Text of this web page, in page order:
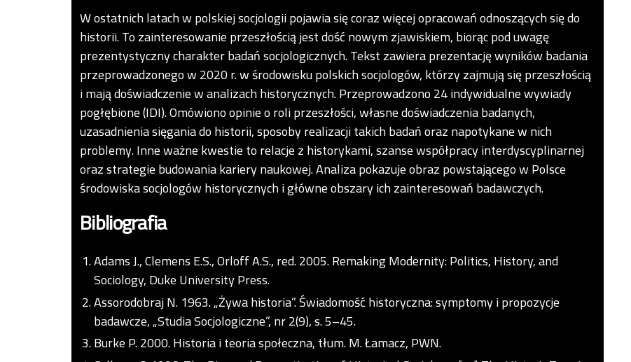
W ostatnich latach w polskiej socjologii pojawia się coraz więcej opracowań odnoszących się do
historii. To zainteresowanie przeszłością jest dość nowym zjawiskiem, biorąc pod uwagę
prezentystyczny charakter badań socjologicznych. Tekst zawiera prezentację wyników badania
przeprowadzonego w 2020 r. w środowisku polskich socjologów, którzy zajmują się przeszłością
i mają doświadczenie w analizach historycznych. Przeprowadzono 24 indywidualne wywiady
pogłębione (IDI). Omówiono opinie o roli przeszłości, własne doświadczenia badanych,
uzasadnienia sięgania do historii, sposoby realizacji takich badań oraz napotykane w nich
problemy. Inne ważne kwestie to relacje z historykami, szanse współpracy interdyscyplinarnej
oraz strategie budowania kariery naukowej. Analiza pokazuje obraz powstającego w Polsce
środowiska socjologów historycznych i główne obszary ich zainteresowań badawczych.
Bibliografia
Adams J., Clemens E.S., Orloff A.S., red. 2005. Remaking Modernity: Politics, History, and
Sociology, Duke University Press.
Assorodobraj N. 1963. „Żywa historia”. Świadomość historyczna: symptomy i propozycje
badawcze, „Studia Socjologiczne”, nr 2(9), s. 5–45.
Burke P. 2000. Historia i teoria społeczna, tłum. M. Łamacz, PWN.